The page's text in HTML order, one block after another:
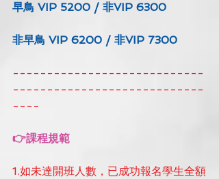
早鳥 VIP 5200 / 非VIP 6300
非早鳥 VIP 6200 / 非VIP 7300
----------------------------
----------------------------
----
👉課程規範
1.如未達開班人數，已成功報名學生全額